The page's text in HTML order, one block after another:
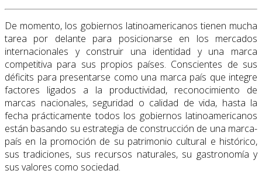
De momento, los gobiernos latinoamericanos tienen mucha
tarea por delante para posicionarse en los mercados
internacionales y construir una identidad y una marca
competitiva para sus propios países. Conscientes de sus
déficits para presentarse como una marca país que integre
factores ligados a la productividad, reconocimiento de
marcas nacionales, seguridad o calidad de vida, hasta la
fecha prácticamente todos los gobiernos latinoamericanos
están basando su estrategia de construcción de una marca-
país en la promoción de su patrimonio cultural e histórico,
sus tradiciones, sus recursos naturales, su gastronomía y
sus valores como sociedad.